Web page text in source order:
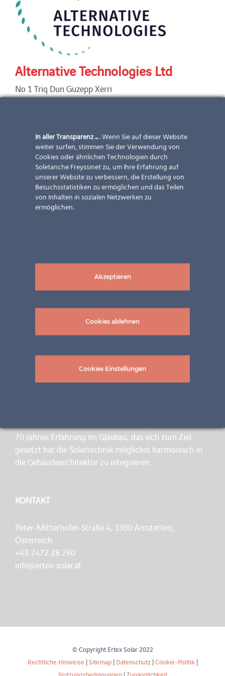
Alternative Technologies Ltd
No 1 Triq Dun Guzepp Xerri
St Julian’s STJ 1422
Tel.: + 356 21380309
E-Mail:info@alternativetechnologies.com.mt
www.alternativetechnologies.com.mt
Alle Leistungen vom Design über die Installation bis
zur Wartung für alle möglichen Photovoltaik-Projekte
inkl. elektronischer Komponenten
70 Jahren Erfahrung im Glasbau, das sich zum Ziel
gesetzt hat die Solartechnik möglichst harmonisch in
die Gebäudearchitektur zu integrieren.
KONTAKT
Peter-Mitterhofer-Straße 4, 3300 Amstetten,
Österreich
+43 7472 28 260
info@ertex-solar.at
© Copyright Ertex Solar 2022
Rechtliche Hinweise |Sitemap| Datenschutz|Cookie-Politik|
In aller Transparenz .... Wenn Sie auf dieser Website
weiter surfen, stimmen Sie der Verwendung von
Cookies oder ähnlichen Technologien durch
Soletanche Freyssinet zu, um Ihre Erfahrung auf
unserer Website zu verbessern, die Erstellung von
Besuchsstatistiken zu ermöglichen und das Teilen
von Inhalten in sozialen Netzwerken zu
ermöglichen.
Akzeptieren
Cookies ablehnen
Cookies Einstellungen